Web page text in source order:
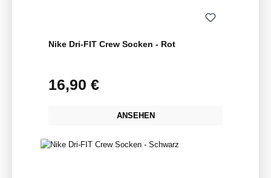
Nike Dri-FIT Crew Socken - Rot
Regulärer Preis:
16,90 €
ANSEHEN